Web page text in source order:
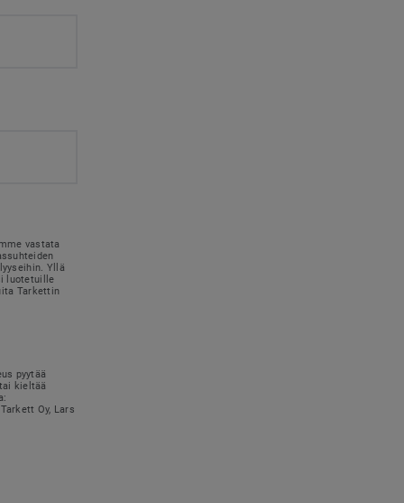
vastata
Yllä
luotetuille
Tarkettin
pyytää
kieltää
Oy, Lars